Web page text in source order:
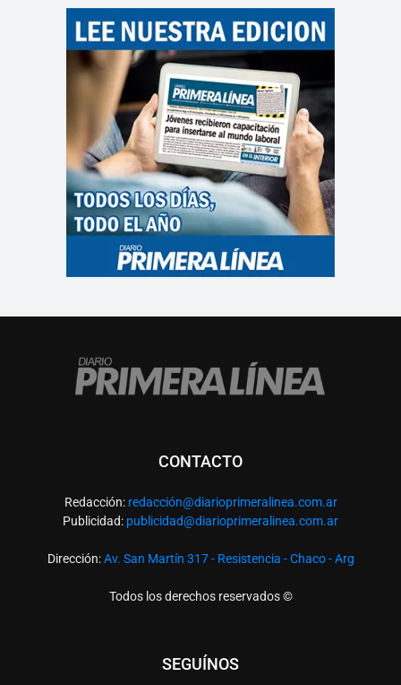
CONTACTO
Redacción: redacción@diarioprimeralinea.com.ar
Publicidad: publicidad@diarioprimeralinea.com.ar
Dirección:Av. San Martín 317 - Resistencia - Chaco - Arg
Todos los derechos reservados ©
SEGUÍNOS